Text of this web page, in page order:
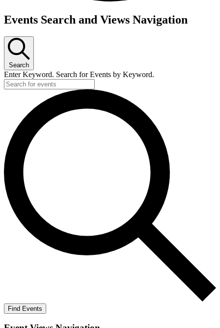
Events Search and Views Navigation
Search
Enter Keyword. Search for Events by Keyword.
Find Events